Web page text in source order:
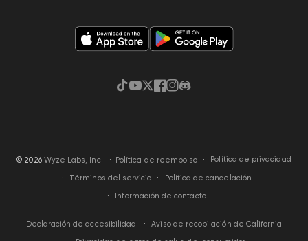
TikTok
YouTube
Twitter
Facebook
Instagram
Discordia
© 2026 Wyze Labs, Inc. · Política de reembolso Política de privacidad
Términos del servicio
Política de cancelación
Información de contacto
Declaración de accesibilidad Aviso de recopilación de California